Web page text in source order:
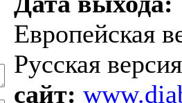
Европейская
Русская
сайт: